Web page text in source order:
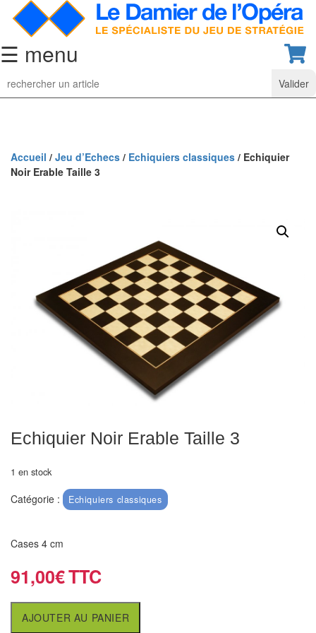
☰ menu
Jeu
d’Echecs
collection
classiques
Coffrets
Echiquiers
électroniques
Echiquiers
&
clubs
Echiquiers
muraux/Plein
Accueil / Jeu d’Echecs / Echiquiers classiques / Echiquier
Noir Erable Taille 3
Echiquier Noir Erable Taille 3
1 en stock
Catégorie : Echiquiers classiques
Cases 4 cm
91,00€
AJOUTER AU PANIER